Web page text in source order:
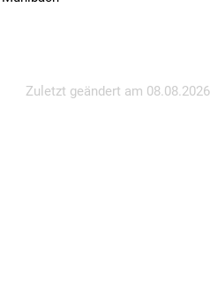
Zuletzt geändert am 08.08.2026